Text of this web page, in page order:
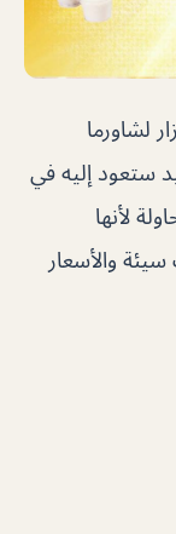
لشاورما
ستعود إليه في
لأنها
والأسعار